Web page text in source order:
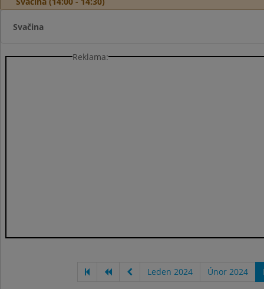
Svačina
Reklama:
Leden 2024 Únor 2024